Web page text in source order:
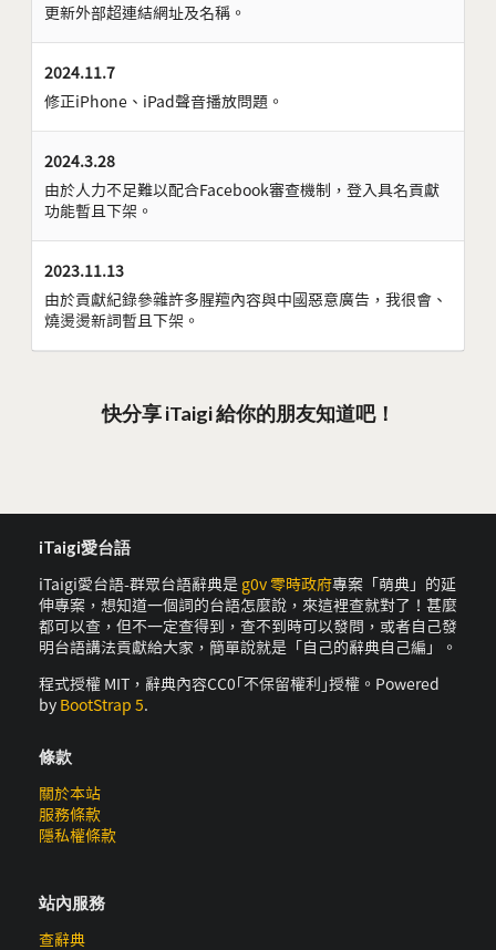
更新外部超連結網址及名稱。
2024.11.7
修正iPhone、iPad聲音播放問題。
2024.3.28
由於人力不足難以配合Facebook審查機制，登入具名貢獻
功能暫且下架。
2023.11.13
由於貢獻紀錄參雜許多腥羶內容與中國惡意廣告，我很會、
燒燙燙新詞暫且下架。
快分享 iTaigi 給你的朋友知道吧！
iTaigi愛台語
iTaigi愛台語-群眾台語辭典是 g0v 零時政府專案「萌典」的延
伸專案，想知道一個詞的台語怎麼說，來這裡查就對了！甚麼
都可以查，但不一定查得到，查不到時可以發問，或者自己發
明台語講法貢獻給大家，簡單說就是「自己的辭典自己編」。
程式授權 MIT，辭典內容CC0｢不保留權利｣授權。Powered
by BootStrap 5.
條款
關於本站
服務條款
隱私權條款
站內服務
查辭典